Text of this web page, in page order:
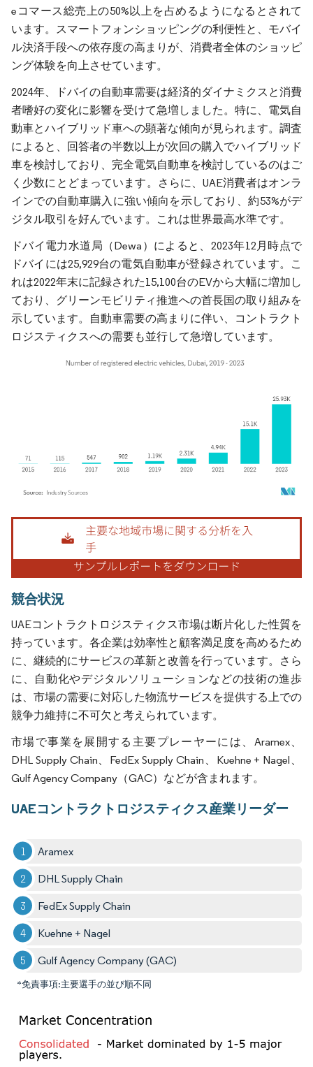
eコマース総売上の50%以上を占めるようになるとされて
います。スマートフォンショッピングの利便性と、モバイ
ル決済手段への依存度の高まりが、消費者全体のショッピ
ング体験を向上させています。
2024年、ドバイの自動車需要は経済的ダイナミクスと消費
者嗜好の変化に影響を受けて急増しました。特に、電気自
動車とハイブリッド車への顕著な傾向が見られます。調査
によると、回答者の半数以上が次回の購入でハイブリッド
車を検討しており、完全電気自動車を検討しているのはご
く少数にとどまっています。さらに、UAE消費者はオンラ
インでの自動車購入に強い傾向を示しており、約53%がデ
ジタル取引を好んでいます。これは世界最高水準です。
ドバイ電力水道局（Dewa）によると、2023年12月時点で
ドバイには25,929台の電気自動車が登録されています。こ
れは2022年末に記録された15,100台のEVから大幅に増加し
ており、グリーンモビリティ推進への首長国の取り組みを
示しています。自動車需要の高まりに伴い、コントラクト
ロジスティクスへの需要も並行して急増しています。
画像 © Mordor Intelligence。再利用にはCC BY 4.0の表示が必要です。
競合状況
UAEコントラクトロジスティクス市場は断片化した性質を
持っています。各企業は効率性と顧客満足度を高めるため
に、継続的にサービスの革新と改善を行っています。さら
に、自動化やデジタルソリューションなどの技術の進歩
は、市場の需要に対応した物流サービスを提供する上での
競争力維持に不可欠と考えられています。
市場で事業を展開する主要プレーヤーには、Aramex、
DHL Supply Chain、FedEx Supply Chain、Kuehne + Nagel、
Gulf Agency Company（GAC）などが含まれます。
UAEコントラクトロジスティクス産業リーダー
Aramex
DHL Supply Chain
FedEx Supply Chain
Kuehne + Nagel
Gulf Agency Company (GAC)
*免責事項:主要選手の並び順不同